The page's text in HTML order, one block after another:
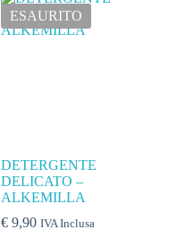
ESAURITO
DETERGENTE
DELICATO –
ALKEMILLA
€ 9,90 IVA Inclusa